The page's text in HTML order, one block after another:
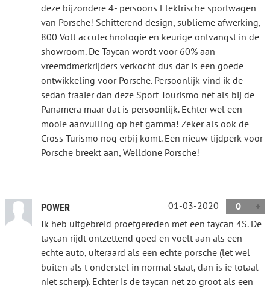
deze bijzondere 4- persoons Elektrische sportwagen
van Porsche! Schitterend design, sublieme afwerking,
800 Volt accutechnologie en keurige ontvangst in de
showroom. De Taycan wordt voor 60% aan
vreemdmerkrijders verkocht dus dar is een goede
ontwikkeling voor Porsche. Persoonlijk vind ik de
sedan fraaier dan deze Sport Tourismo net als bij de
Panamera maar dat is persoonlijk. Echter wel een
mooie aanvulling op het gamma! Zeker als ook de
Cross Turismo nog erbij komt. Een nieuw tijdperk voor
Porsche breekt aan, Welldone Porsche!
POWER 01-03-2020
0
Ik heb uitgebreid proefgereden met een taycan 4S. De
taycan rijdt ontzettend goed en voelt aan als een
echte auto, uiteraard als een echte porsche (let wel
buiten als t onderstel in normal staat, dan is ie totaal
niet scherp). Echter is de taycan net zo groot als een